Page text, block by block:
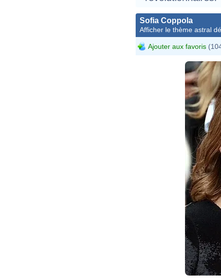
Sofia Coppola
Afficher le thème astral
Ajouter aux favoris